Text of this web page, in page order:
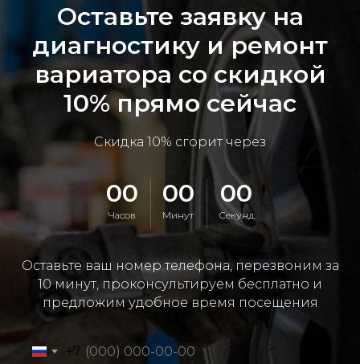
Оставьте заявку на
диагностику и ремонт
вариатора со скидкой
10% прямо сейчас
Скидка 10% сгорит через
00
Часов
00
Минут
00
Секунд
Оставьте ваш номер телефона, перезвоним за
10 минут, проконсультируем бесплатно и
предложим удобное время посещения
+7